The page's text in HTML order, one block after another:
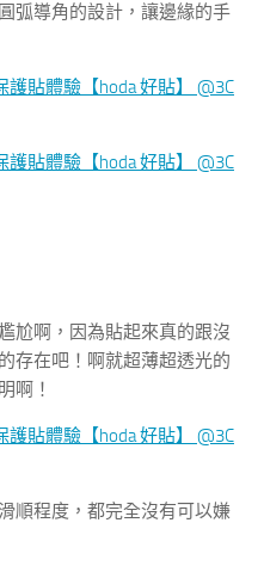
弧導角的設計，讓邊緣的手
尬啊，因為貼起來真的跟沒
存在吧！啊就超薄超透光的
啊！
順程度，都完全沒有可以嫌